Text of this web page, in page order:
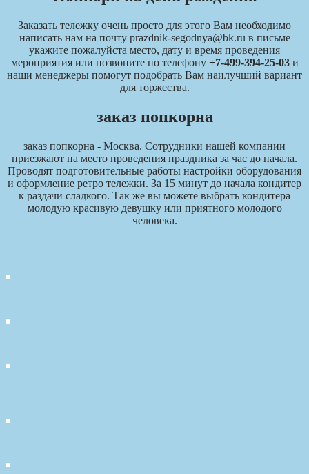
Заказать тележку очень просто для этого Вам необходимо
написать нам на почту prazdnik-segodnya@bk.ru в письме
укажите пожалуйста место, дату и время проведения
мероприятия или позвоните по телефону +7-499-394-25-03 и
наши менеджеры помогут подобрать Вам наилучший вариант
для торжества.
заказ попкорна
заказ попкорна - Москва. Сотрудники нашей компании
приезжают на место проведения праздника за час до начала.
Проводят подготовительные работы настройки оборудования
и оформление ретро тележки. За 15 минут до начала кондитер
к раздачи сладкого. Так же вы можете выбрать кондитера
молодую красивую девушку или приятного молодого
человека.